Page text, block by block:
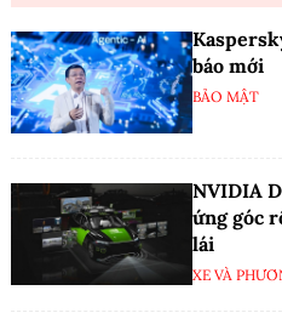
báo mới
BẢO MẬT
NVIDIA
ứng góc
lái
XE VÀ